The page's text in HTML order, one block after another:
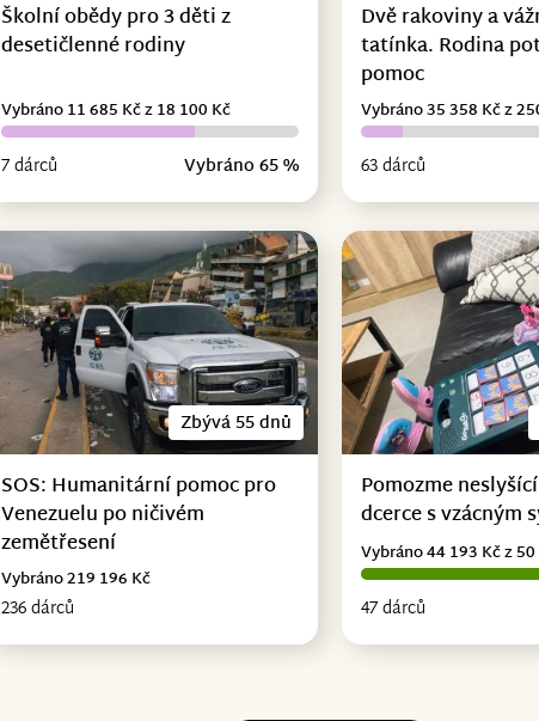
Školní obědy pro 3 děti z
desetičlenné rodiny
7 dárců Vybráno 65 %
Vybráno 11 685 Kč z 18 100 Kč
Dvě rakoviny a
tatínka. Rodina
pomoc
63 dárců
Vybráno 35 358 Kč z
Zbývá 55 dnů
SOS: Humanitární pomoc pro
Venezuelu po ničivém
zemětřesení
236 dárců
Vybráno 219 196 Kč
Pomozme
dcerce s vzácným
47 dárců
Vybráno 44 193 Kč z